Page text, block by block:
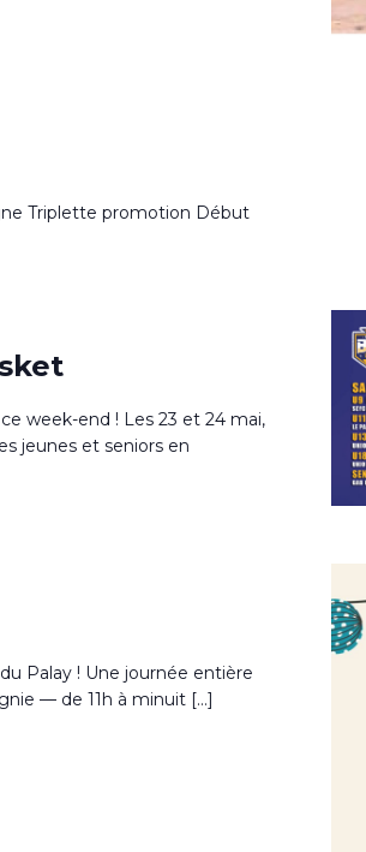
Triplette promotion Début
week-end ! Les 23 et 24 mai,
jeunes et seniors en
Palay ! Une journée entière
— de 11h à minuit […]